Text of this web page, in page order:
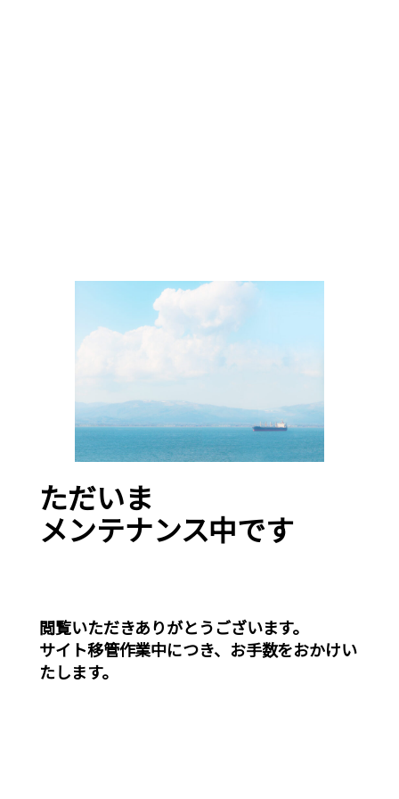
ただいま
メンテナンス中です
閲覧いただきありがとうございます。
サイト移管作業中につき、お手数をおかけい
たします。